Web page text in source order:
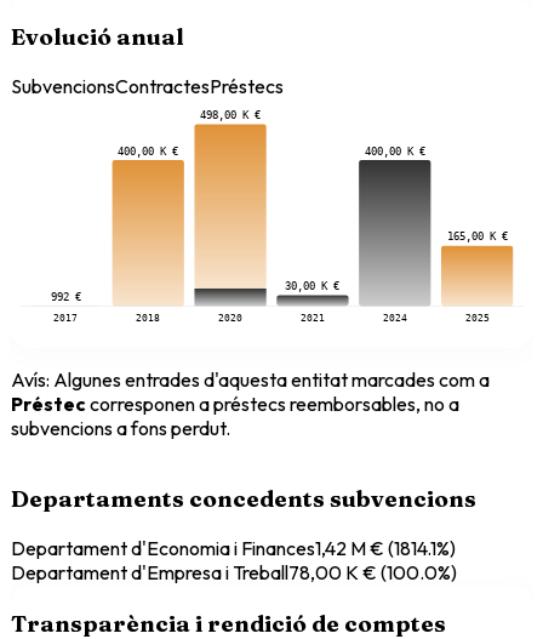
Evolució anual
SubvencionsContractesPréstecs
992 €
2017
400,00 K €
2018
498,00 K €
2020
30,00 K €
2021
400,00 K €
2024
165,00 K €
2025
Avís: Algunes entrades d'aquesta entitat marcades com a
Présteccorresponen a préstecs reemborsables, no a
subvencions a fons perdut.
Departaments concedents subvencions
Departament d'Economia i Finances1,42 M € (1814.1%)
Departament d'Empresa i Treball78,00 K € (100.0%)
Transparència i rendició de comptes